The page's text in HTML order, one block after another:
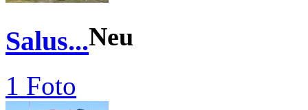
Salus...Neu
1 Foto